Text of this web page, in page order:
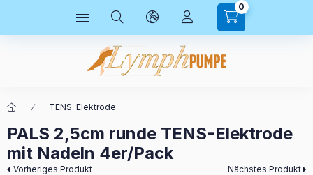
0
TENS-Elektrode
PALS 2,5cm runde TENS-Elektrode
mit Nadeln 4er/Pack
Vorheriges Produkt Nächstes Produkt